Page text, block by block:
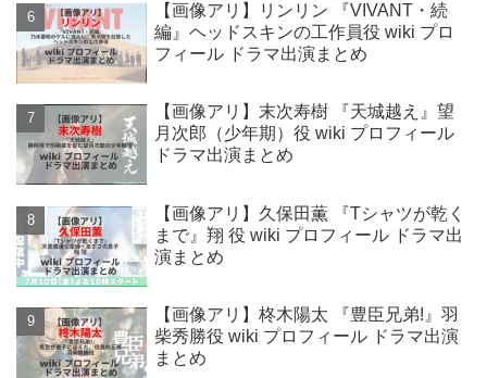
【画像アリ】リンリン 『VIVANT・続
編』ヘッドスキンの工作員役 wiki プロ
フィール ドラマ出演まとめ
【画像アリ】末次寿樹 『天城越え』望
月次郎（少年期）役 wiki プロフィール
ドラマ出演まとめ
【画像アリ】久保田薫 『Tシャツが乾く
まで』翔 役 wiki プロフィール ドラマ出
演まとめ
【画像アリ】柊木陽太 『豊臣兄弟!』羽
柴秀勝役 wiki プロフィール ドラマ出演
まとめ